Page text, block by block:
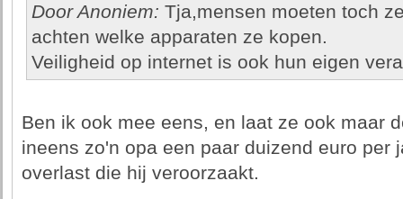
Door Anoniem: Tja,mensen moeten toch
achten welke apparaten ze kopen.
Veiligheid op internet is ook hun eigen
Ben ik ook mee eens, en laat ze ook maar
ineens zo'n opa een paar duizend euro per
overlast die hij veroorzaakt.